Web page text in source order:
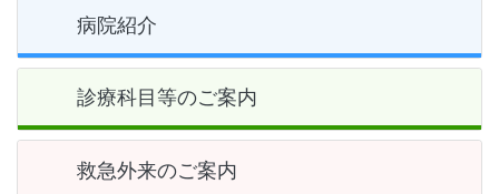
病院紹介
診療科目等のご案内
救急外来のご案内